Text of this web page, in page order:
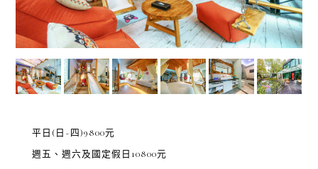
平日(日~四)9800元
週五、週六及國定假日10800元